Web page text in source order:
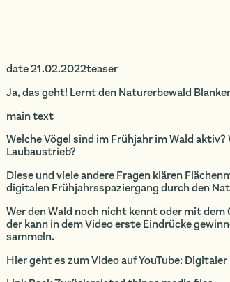
date 21.02.2022teaser
Ja, das geht! Lernt den Naturerbewald
main text
Welche Vögel sind im Frühjahr im Wald
Laubaustrieb?
Diese und viele andere Fragen klären
digitalen Frühjahrsspaziergang durch den
Wer den Wald noch nicht kennt oder mit
der kann in dem Video erste Eindrücke
sammeln.
Hier geht es zum Video auf YouTube: Digitaler